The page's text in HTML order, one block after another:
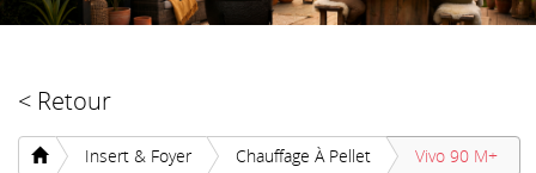
< Retour
Insert & Foyer Chauffage À Pellet Vivo 90 M+